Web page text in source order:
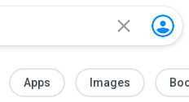
Apps Images